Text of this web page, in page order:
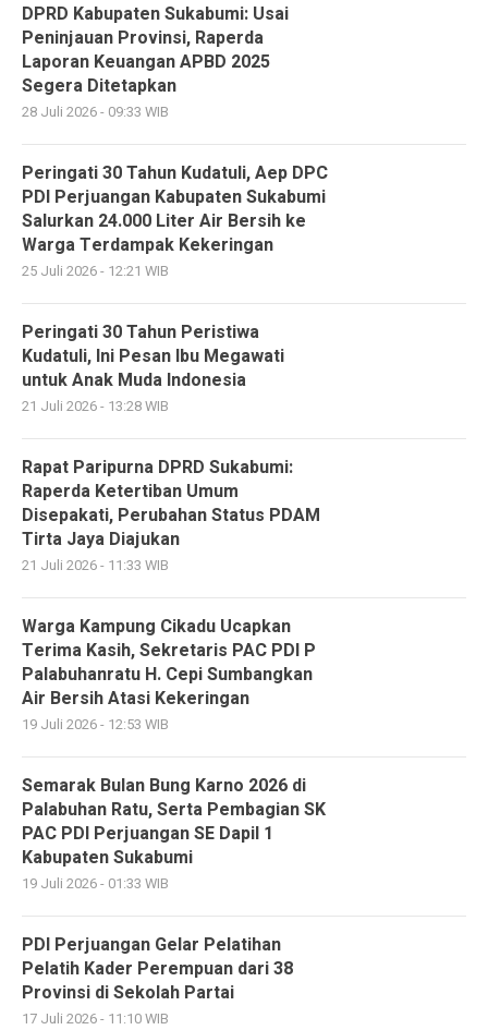
DPRD Kabupaten Sukabumi: Usai
Peninjauan Provinsi, Raperda
Laporan Keuangan APBD 2025
Segera Ditetapkan
28 Juli 2026 - 09:33 WIB
Peringati 30 Tahun Kudatuli, Aep DPC
PDI Perjuangan Kabupaten Sukabumi
Salurkan 24.000 Liter Air Bersih ke
Warga Terdampak Kekeringan
25 Juli 2026 - 12:21 WIB
Peringati 30 Tahun Peristiwa
Kudatuli, Ini Pesan Ibu Megawati
untuk Anak Muda Indonesia
21 Juli 2026 - 13:28 WIB
Rapat Paripurna DPRD Sukabumi:
Raperda Ketertiban Umum
Disepakati, Perubahan Status PDAM
Tirta Jaya Diajukan
21 Juli 2026 - 11:33 WIB
Warga Kampung Cikadu Ucapkan
Terima Kasih, Sekretaris PAC PDI P
Palabuhanratu H. Cepi Sumbangkan
Air Bersih Atasi Kekeringan
19 Juli 2026 - 12:53 WIB
Semarak Bulan Bung Karno 2026 di
Palabuhan Ratu, Serta Pembagian SK
PAC PDI Perjuangan SE Dapil 1
Kabupaten Sukabumi
19 Juli 2026 - 01:33 WIB
PDI Perjuangan Gelar Pelatihan
Pelatih Kader Perempuan dari 38
Provinsi di Sekolah Partai
17 Juli 2026 - 11:10 WIB